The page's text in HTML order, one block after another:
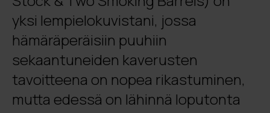
yksi lempielokuvistani, jossa
hämäräperäisiin puuhiin
sekaantuneiden kaverusten
tavoitteena on nopea rikastuminen,
mutta edessä on lähinnä loputonta